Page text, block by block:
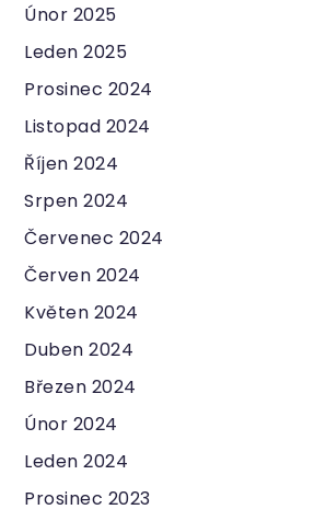
Únor 2025
Leden 2025
Prosinec 2024
Listopad 2024
Říjen 2024
Srpen 2024
Červenec 2024
Červen 2024
Květen 2024
Duben 2024
Březen 2024
Únor 2024
Leden 2024
Prosinec 2023